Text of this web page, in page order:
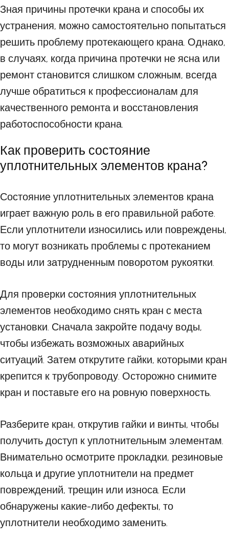
Зная причины протечки крана и способы их
устранения, можно самостоятельно попытаться
решить проблему протекающего крана. Однако,
в случаях, когда причина протечки не ясна или
ремонт становится слишком сложным, всегда
лучше обратиться к профессионалам для
качественного ремонта и восстановления
работоспособности крана.
Как проверить состояние
уплотнительных элементов крана?
Состояние уплотнительных элементов крана
играет важную роль в его правильной работе.
Если уплотнители износились или повреждены,
то могут возникать проблемы с протеканием
воды или затрудненным поворотом рукоятки.
Для проверки состояния уплотнительных
элементов необходимо снять кран с места
установки. Сначала закройте подачу воды,
чтобы избежать возможных аварийных
ситуаций. Затем открутите гайки, которыми кран
крепится к трубопроводу. Осторожно снимите
кран и поставьте его на ровную поверхность.
Разберите кран, открутив гайки и винты, чтобы
получить доступ к уплотнительным элементам.
Внимательно осмотрите прокладки, резиновые
кольца и другие уплотнители на предмет
повреждений, трещин или износа. Если
обнаружены какие-либо дефекты, то
уплотнители необходимо заменить.